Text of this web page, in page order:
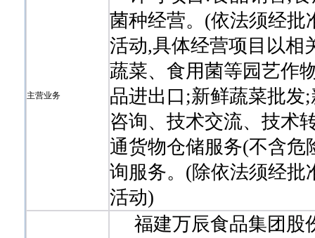
主营业务
菌种经营。(依法须经批
活动,具体经营项目以相
蔬菜、食用菌等园艺作
品进出口;新鲜蔬菜批发
咨询、技术交流、技术
通货物仓储服务(不含危
询服务。(除依法须经批
活动)
福建万辰食品集团股